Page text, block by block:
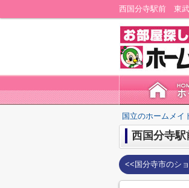
西国分寺駅前 東武
国立のホームメイ
西国分寺
<<国分寺市のシ